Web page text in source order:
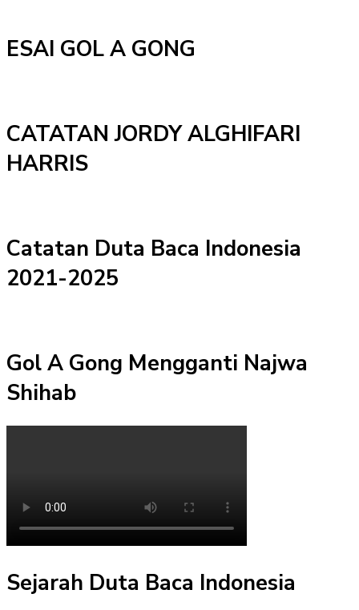
ESAI GOL A GONG
CATATAN JORDY ALGHIFARI
HARRIS
Catatan Duta Baca Indonesia
2021-2025
Gol A Gong Mengganti Najwa
Shihab
Sejarah Duta Baca Indonesia